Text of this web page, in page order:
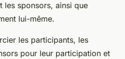
les sponsors, ainsi que
lui-même.
les participants, les
pour leur participation et